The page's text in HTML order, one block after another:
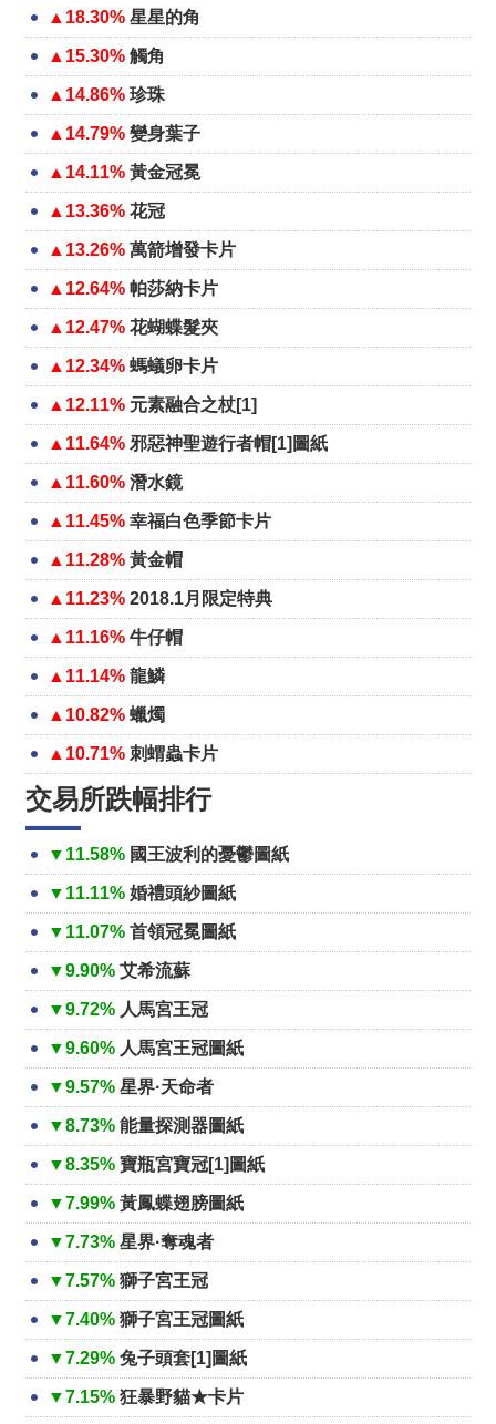
▲18.30% 星星的角
▲15.30% 觸角
▲14.86% 珍珠
▲14.79% 變身葉子
▲14.11% 黃金冠冕
▲13.36% 花冠
▲13.26% 萬箭增發卡片
▲12.64% 帕莎納卡片
▲12.47% 花蝴蝶髮夾
▲12.34% 螞蟻卵卡片
▲12.11% 元素融合之杖[1]
▲11.64% 邪惡神聖遊行者帽[1]圖紙
▲11.60% 潛水鏡
▲11.45% 幸福白色季節卡片
▲11.28% 黃金帽
▲11.23% 2018.1月限定特典
▲11.16% 牛仔帽
▲11.14% 龍鱗
▲10.82% 蠟燭
▲10.71% 刺蝟蟲卡片
交易所跌幅排行
▼11.58% 國王波利的憂鬱圖紙
▼11.11% 婚禮頭紗圖紙
▼11.07% 首領冠冕圖紙
▼9.90% 艾希流蘇
▼9.72% 人馬宮王冠
▼9.60% 人馬宮王冠圖紙
▼9.57% 星界·天命者
▼8.73% 能量探測器圖紙
▼8.35% 寶瓶宮寶冠[1]圖紙
▼7.99% 黃鳳蝶翅膀圖紙
▼7.73% 星界·奪魂者
▼7.57% 獅子宮王冠
▼7.40% 獅子宮王冠圖紙
▼7.29% 兔子頭套[1]圖紙
▼7.15% 狂暴野貓★卡片